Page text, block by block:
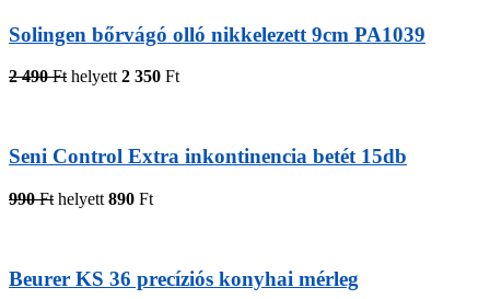
Solingen bőrvágó olló nikkelezett 9cm PA1039
2 490 Fthelyett2 350 Ft
Seni Control Extra inkontinencia betét 15db
990 Ft helyett 890 Ft
Beurer KS 36 precíziós konyhai mérleg